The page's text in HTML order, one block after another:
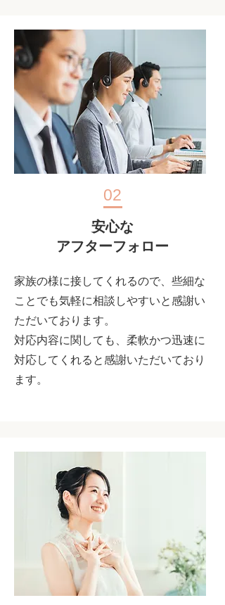
02
安心な
アフターフォロー
家族の様に接してくれるので、些細な
ことでも気軽に相談しやすいと感謝い
ただいております。
対応内容に関しても、柔軟かつ迅速に
対応してくれると感謝いただいており
ます。